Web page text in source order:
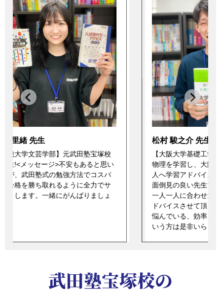
松村 駿之介 先生
【大阪大学基礎工学部】 独学で数学や
物理を学習し、大阪大学に現役合格!友
人へ学習アドバイスもしていたという
面倒見の良い先生です! <メッセージ>
一人一人に合わせた学習の進め方をア
ドバイスさせて頂きます。勉強方法に
悩んでいる、効率よく勉強したい、と
久名
【大
武田
いた
を聞
なが
よう
武田塾宝塚校の